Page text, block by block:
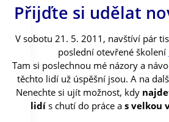
Přijďte si udělat
V sobotu 21. 5. 2011, navštíví pár
poslední otevřené školení
Tam si poslechnou mé názory a
těchto lidí už úspěšní jsou. A na
Nenechte si ujít možnost, kdy
lidí s chutí do práce a s velkou